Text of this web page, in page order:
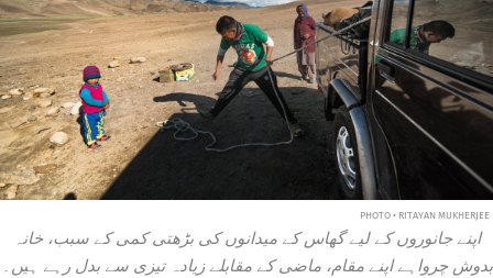
PHOTO • RITAYAN MUKHERJEE
اپنے جانوروں کے لیے گھاس کے میدانوں کی بڑھتی کمی کے سبب، خانہ
بدوش چرواہے اپنے مقام، ماضی کے مقابلے زیادہ تیزی سے بدل رہے ہیں۔